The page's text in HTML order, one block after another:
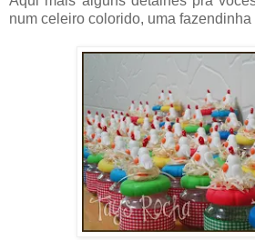
num celeiro colorido, uma fazendinha